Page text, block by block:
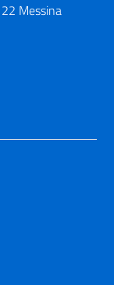
Messina